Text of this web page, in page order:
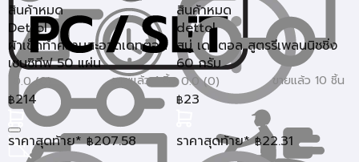
สินค้าหมด
Dettol
ผ้าเช็ดทำความสะอาดเดทตอล
เซนซิทีฟ 50 แผ่น
0.0 (0) ขายแล้ว 1 ชิ้น
฿214
ราคาสุดท้าย* ฿207.58
สินค้าหมด
dettol
สบู่ เดทตอล สูตรรีเพลนนิชชิ่ง
60 กรัม
0.0 (0) ขายแล้ว 10 ชิ้น
฿23
ราคาสุดท้าย* ฿22.31